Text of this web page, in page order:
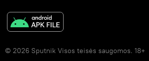
© 2026 Sputnik Visos teisės saugomos. 18+